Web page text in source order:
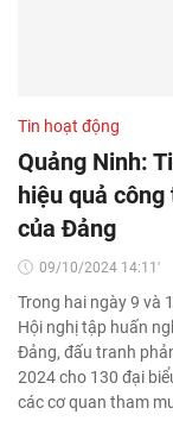
Tin hoạt động
Quảng Ninh:
hiệu quả
của Đảng
09/10/2024 14:11'
Trong hai ngày 9 và
Hội nghị tập huấn
Đảng, đấu tranh
2024 cho 130 đại
các cơ quan tham